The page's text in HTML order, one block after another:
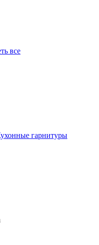
все
гарнитуры